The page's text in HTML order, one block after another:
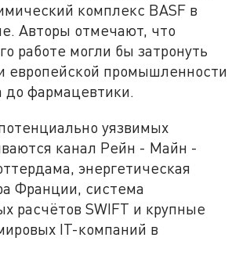
комплекс BASF в
Авторы отмечают, что
работе могли бы затронуть
европейской промышленности
до фармацевтики.
уязвимых
канал Рейн - Майн -
энергетическая
Франции, система
расчётов SWIFT и крупные
IT-компаний в